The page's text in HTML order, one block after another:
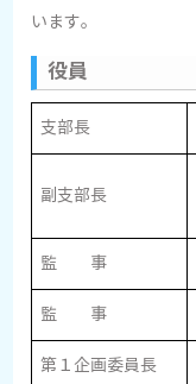
います。
役員
支部長
副支部長
監 事
監 事
第１企画委員長